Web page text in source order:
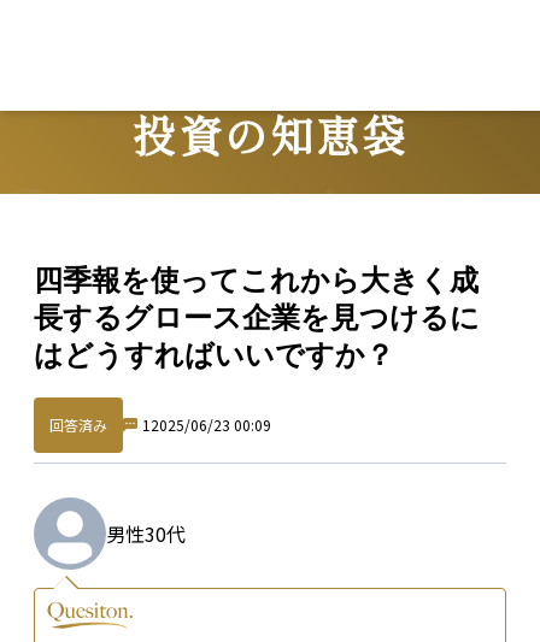
投資の知恵袋
四季報を使ってこれから大きく成
長するグロース企業を見つけるに
はどうすればいいですか？
回答済み 1 2025/06/23 00:09
男性30代